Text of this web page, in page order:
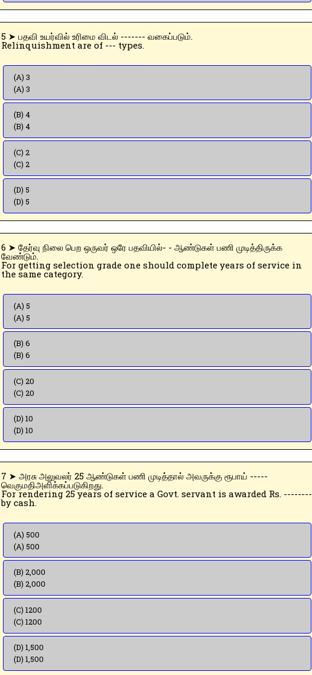
5 ➤ பதவி உயர்வில் உரிமை விடல் ------- வகைப்படும்.
Relinquishment are of --- types.
(A) 3
(A) 3
(B) 4
(B) 4
(C) 2
(C) 2
(D) 5
(D) 5
6 ➤ தேர்வு நிலை பெற ஒருவர் ஒரே பதவியில்- - ஆண்டுகள் பணி முடித்திருக்க
வேண்டும்.
For getting selection grade one should complete years of service in
the same category.
(A) 5
(A) 5
(B) 6
(B) 6
(C) 20
(C) 20
(D) 10
(D) 10
7 ➤ அரசு அலுவலர் 25 ஆண்டுகள் பணி முடித்தால் அவருக்கு ரூபாய் -----
வெகுமதிஅளிக்கப்படுகிறது.
For rendering 25 years of service a Govt. servant is awarded Rs. --------
by cash.
(A) 500
(A) 500
(B) 2,000
(B) 2,000
(C) 1200
(C) 1200
(D) 1,500
(D) 1,500